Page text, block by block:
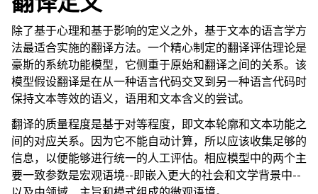
除了基于心理和基于影响的定义之外，基于文本的语言学方
法最适合实施的翻译方法。一个精心制定的翻译评估理论是
豪斯的系统功能模型，它侧重于原始和翻译之间的关系。该
模型假设翻译是在从一种语言代码交叉到另一种语言代码时
保持文本等效的语义，语用和文本含义的尝试。
翻译的质量程度是基于对等程度，即文本轮廓和文本功能之
间的对应关系。因为它不能自动计算，所以应该收集足够的
信息，以便能够进行统一的人工评估。相应模型中的两个主
要一致参数是宏观语境--即嵌入更大的社会和文学背景中--